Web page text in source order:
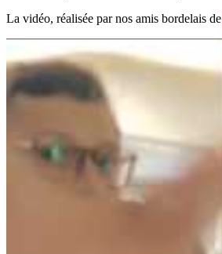
La vidéo, réalisée par nos amis bordelais de